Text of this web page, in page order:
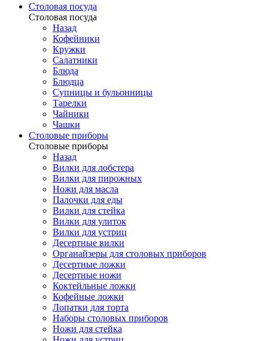
Столовая посуда
Столовая посуда
Назад
Кофейники
Кружки
Салатники
Блюда
Блюдца
Супницы и бульонницы
Тарелки
Чайники
Чашки
Cтоловые приборы
Cтоловые приборы
Назад
Вилки для лобстера
Вилки для пирожных
Ножи для масла
Палочки для еды
Вилки для стейка
Вилки для улиток
Вилки для устриц
Десертные вилки
Органайзеры для столовых приборов
Десертные ложки
Десертные ножи
Коктейльные ложки
Кофейные ложки
Лопатки для торта
Наборы столовых приборов
Ножи для стейка